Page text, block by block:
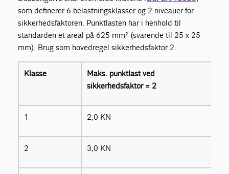
som definerer 6 belastningsklasser og 2 niveauer for
sikkerhedsfaktoren. Punktlasten har i henhold til
standarden et areal på 625 mm² (svarende til 25 x 25
mm). Brug som hovedregel sikkerhedsfaktor 2.
Klasse
Maks. punktlast ved
sikkerhedsfaktor = 2
1 2,0 KN
2 3,0 KN